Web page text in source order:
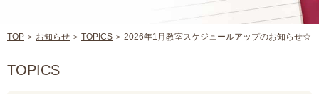
TOP お知らせ TOPICS 2026年1月教室スケジュールアップのお知らせ☆
TOPICS